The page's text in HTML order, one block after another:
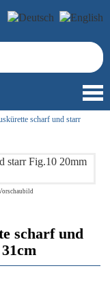
scharf und starr
scharf und